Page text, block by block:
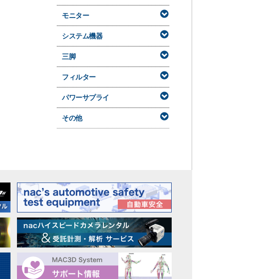
モニター
システム機器
三脚
フィルター
パワーサプライ
その他